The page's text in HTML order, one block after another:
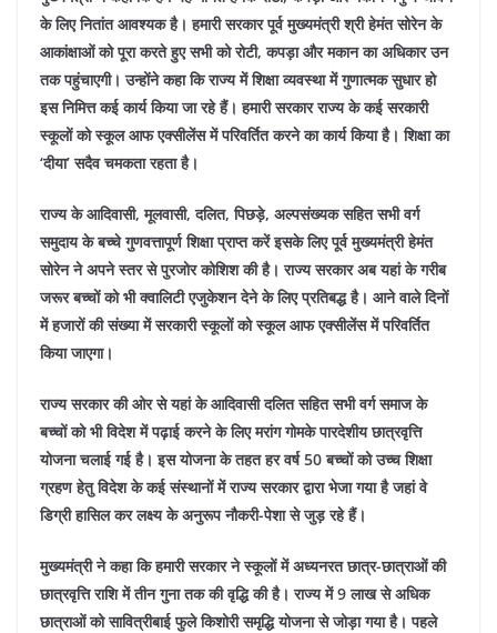
के लिए नितांत आवश्यक है। हमारी सरकार पूर्व मुख्यमंत्री श्री हेमंत सोरेन के
आकांक्षाओं को पूरा करते हुए सभी को रोटी, कपड़ा और मकान का अधिकार उन
तक पहुंचाएगी।उन्होंने कहा कि राज्य में शिक्षा व्यवस्था में गुणात्मक सुधार हो
इस निमित्त कई कार्य किया जा रहे हैं। हमारी सरकार राज्य के कई सरकारी
स्कूलों को स्कूल आफ एक्सीलेंस में परिवर्तित करने का कार्य किया है। शिक्षा का
‘दीया’ सदैव चमकता रहता है।
राज्य के आदिवासी, मूलवासी, दलित, पिछड़े, अल्पसंख्यक सहित सभी वर्ग
समुदाय के बच्चे गुणवत्तापूर्ण शिक्षा प्राप्त करें इसके लिए पूर्व मुख्यमंत्री हेमंत
सोरेन ने अपने स्तर से पुरजोर कोशिश की है। राज्य सरकार अब यहां के गरीब
जरूर बच्चों को भी क्वालिटी एजुकेशन देने के लिए प्रतिबद्ध है। आने वाले दिनों
में हजारों की संख्या में सरकारी स्कूलों को स्कूल आफ एक्सीलेंस में परिवर्तित
किया जाएगा।
राज्य सरकार की ओर से यहां के आदिवासी दलित सहित सभी वर्ग समाज के
बच्चों को भी विदेश में पढ़ाई करने के लिए मरांग गोमके पारदेशीय छात्रवृत्ति
योजना चलाई गई है। इस योजना के तहत हर वर्ष 50 बच्चों को उच्च शिक्षा
ग्रहण हेतु विदेश के कई संस्थानों में राज्य सरकार द्वारा भेजा गया है जहां वे
डिग्री हासिल कर लक्ष्य के अनुरूप नौकरी-पेशा से जुड़ रहे हैं।
मुख्यमंत्री ने कहा कि हमारी सरकार ने स्कूलों में अध्यनरत छात्र-छात्राओं की
छात्रवृत्ति राशि में तीन गुना तक की वृद्धि की है। राज्य में 9 लाख से अधिक
छात्राओं को सावित्रीबाई फुले किशोरी समृद्धि योजना से जोड़ा गया है। पहले